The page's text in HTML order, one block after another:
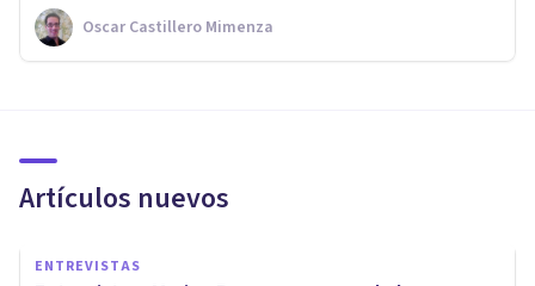
Oscar Castillero Mimenza
Artículos nuevos
ENTREVISTAS